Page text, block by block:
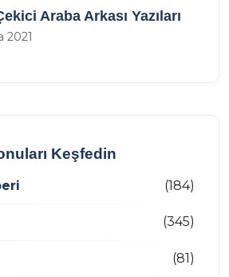
Araba Arkası Yazıları
2021
Keşfedin
(184)
(345)
(81)